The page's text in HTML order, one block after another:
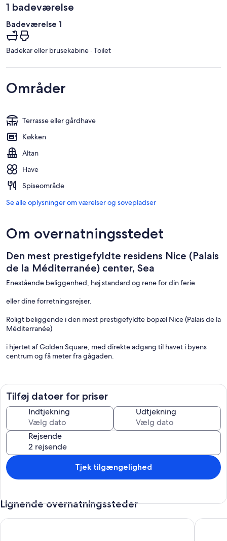
1 badeværelse
Badeværelse 1
Badekar eller brusekabine · Toilet
Områder
Terrasse eller gårdhave
Køkken
Altan
Have
Spiseområde
Se alle oplysninger om værelser og sovepladser
Om overnatningsstedet
Den mest prestigefyldte residens Nice (Palais
de la Méditerranée) center, Sea
Enestående beliggenhed, høj standard og rene for din ferie
eller dine forretningsrejser.
Roligt beliggende i den mest prestigefyldte bopæl Nice (Palais de la
Méditerranée)
i hjertet af Golden Square, med direkte adgang til havet i byens
centrum og få meter fra gågaden.
Høj kvalitet, denne lejlighed er både elegant og komfortabel.
Adgang til højhastigheds-internet, lokale og internationale tv-
kanaler og en HD fladskærm.
Tilføj datoer for priser
Indtjekning Udtjekning
Rejsende
Tjek tilgængelighed
Lignende overnatningssteder
Le Victor Hugo, air conditioning, elevator, balcony